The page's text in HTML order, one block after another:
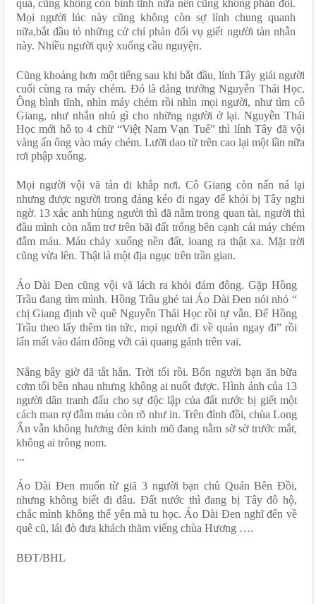
quá, cũng không còn bình tĩnh nữa nên cũng không phản đối.
Mọi người lúc này cũng không còn sợ lính chung quanh
nữa,bắt đầu tỏ những cử chỉ phản đối vụ giết người tàn nhẫn
này. Nhiều người quỳ xuống cầu nguyện.
Cũng khoảng hơn một tiếng sau khi bắt đầu, lính Tây giải người
cuối cùng ra máy chém. Đó là đảng trưởng Nguyễn Thái Học.
Ông bình tĩnh, nhìn máy chém rồi nhìn mọi người, như tìm cô
Giang, như nhắn nhủ gì cho những người ở lại. Nguyễn Thái
Học mới hô to 4 chữ “Việt Nam Vạn Tuế” thì lính Tây đã vội
vàng ấn ông vào máy chém. Lưỡi dao từ trên cao lại một lần nữa
rơi phập xuống.
Mọi người vội vã tản đi khắp nơi. Cô Giang còn nấn ná lại
nhưng được người trong đảng kéo đi ngay để khỏi bị Tây nghi
ngờ. 13 xác anh hùng người thì đã nằm trong quan tài, người thì
đầu mình còn nằm trơ trên bãi đất trống bên cạnh cái máy chém
đẫm máu. Máu chảy xuống nền đất, loang ra thật xa. Mặt trời
cũng vừa lên. Thật là một địa ngục trên trần gian.
Áo Dài Đen cũng vội vã lách ra khỏi đám đông. Gặp Hồng
Trầu đang tìm mình. Hồng Trầu ghé tai Áo Dài Đen nói nhỏ “
chị Giang định về quê Nguyễn Thái Học rồi tự vẫn. Để Hồng
Trầu theo lấy thêm tin tức, mọi người đi về quán ngay đi” rồi
lẩn mất vào đám đông với cái quang gánh trên vai.
Nắng bây giờ đã tắt hẳn. Trời tối rồi. Bốn người bạn ăn bữa
cơm tối bên nhau nhưng không ai nuốt được. Hình ảnh của 13
người dân tranh đấu cho sự độc lập của đất nước bị giết một
cách man rợ đẫm máu còn rõ như in. Trên đỉnh đồi, chùa Long
Ấn vẫn không hương đèn kinh mõ đang nằm sờ sờ trước mắt,
không ai trông nom.
...
Áo Dài Đen muốn từ giã 3 người bạn chủ Quán Bên Đồi,
nhưng không biết đi đâu. Đất nước thì đang bị Tây đô hộ,
chắc mình không thể yên mà tu học. Áo Dài Đen nghĩ đến về
quê cũ, lái đò đưa khách thăm viếng chùa Hương ….
BĐT/BHL